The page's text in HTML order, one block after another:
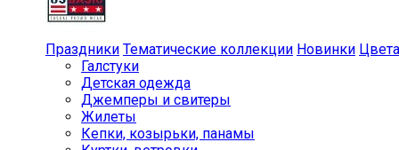
Праздники Тематические коллекции Новинки Цвета
Галстуки
Детская одежда
Джемперы и свитеры
Жилеты
Кепки, козырьки, панамы